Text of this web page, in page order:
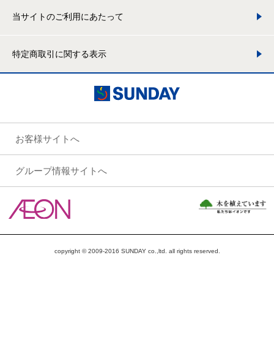
当サイトのご利用にあたって
特定商取引に関する表示
お客様サイトへ
グループ情報サイトへ
copyright © 2009-2016 SUNDAY co.,ltd. all rights reserved.